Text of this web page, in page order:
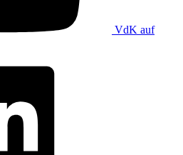
VdK auf